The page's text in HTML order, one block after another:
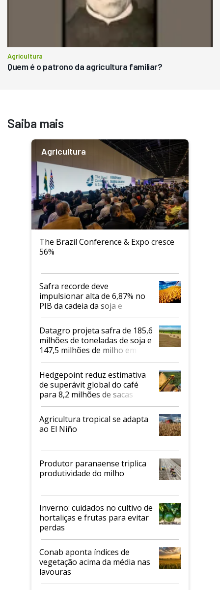
Agricultura
Quem é o patrono da agricultura familiar?
Saiba mais
Agricultura
The Brazil Conference & Expo cresce
56%
Safra recorde deve
impulsionar alta de 6,87% no
PIB da cadeia da soja e
biodiesel em 2026
Datagro projeta safra de 185,6
milhões de toneladas de soja e
147,5 milhões de milho em
2026/27
Hedgepoint reduz estimativa
de superávit global do café
para 8,2 milhões de sacas
Agricultura tropical se adapta
ao El Niño
Produtor paranaense triplica
produtividade do milho
Inverno: cuidados no cultivo de
hortaliças e frutas para evitar
perdas
Conab aponta índices de
vegetação acima da média nas
lavouras